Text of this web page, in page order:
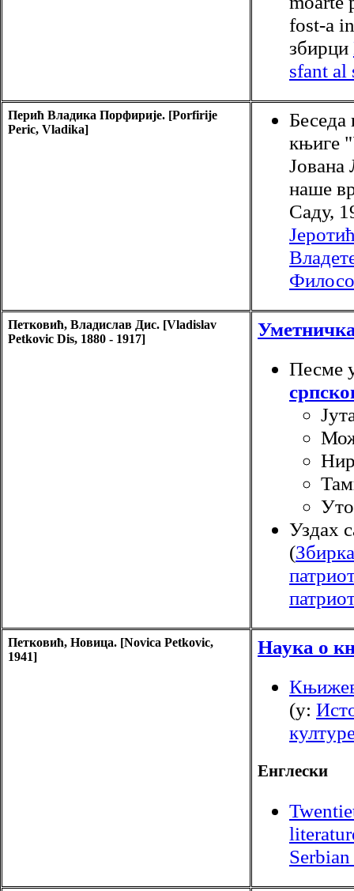
fost-a
збирци
sfant al
Перић Владика Порфирије. [Porfirije
Peric, Vladika]
Беседа
књиге
Јована
наше
Саду,
Петковић, Владислав Дис. [Vladislav
Petkovic Dis, 1880 - 1917]
Песме
Уздах
(
Петковић, Новица. [Novica Petkovic,
1941]
Наука о
(у:
Енглески